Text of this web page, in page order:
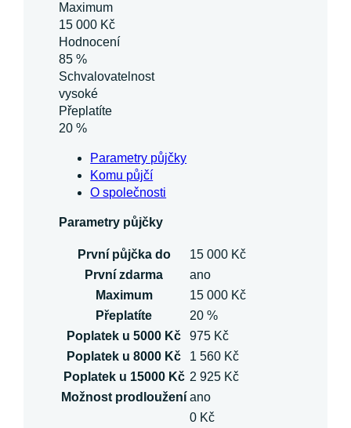
Maximum
15 000 Kč
Hodnocení
85 %
Schvalovatelnost
vysoké
Přeplatíte
20 %
Parametry půjčky
Komu půjčí
O společnosti
Parametry půjčky
První půjčka do
15 000 Kč
První zdarma
ano
Maximum
15 000 Kč
Přeplatíte
20 %
Poplatek u 5000 Kč
975 Kč
Poplatek u 8000 Kč
1 560 Kč
Poplatek u 15000 Kč 2 925 Kč
Možnost prodloužení ano
0 Kč